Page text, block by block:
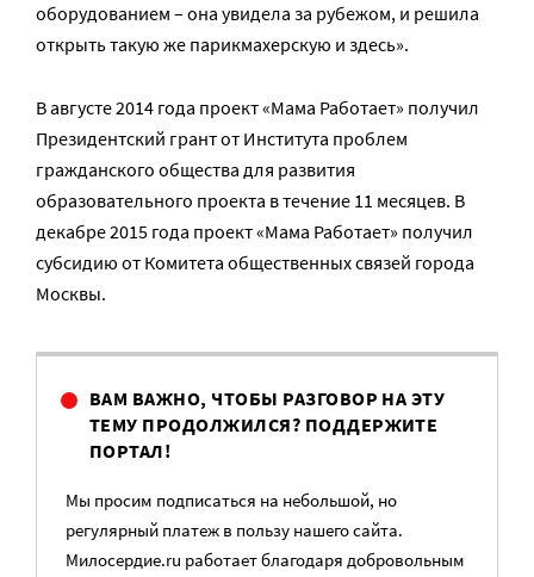
оборудованием – она увидела за рубежом, и решила
открыть такую же парикмахерскую и здесь».
В августе 2014 года проект «Мама Работает» получил
Президентский грант от Института проблем
гражданского общества для развития
образовательного проекта в течение 11 месяцев. В
декабре 2015 года проект «Мама Работает» получил
субсидию от Комитета общественных связей города
Москвы.
ВАМ ВАЖНО, ЧТОБЫ РАЗГОВОР НА ЭТУ
ТЕМУ ПРОДОЛЖИЛСЯ? ПОДДЕРЖИТЕ
ПОРТАЛ!
Мы просим подписаться на небольшой, но
регулярный платеж в пользу нашего сайта.
Милосердие.ru работает благодаря добровольным